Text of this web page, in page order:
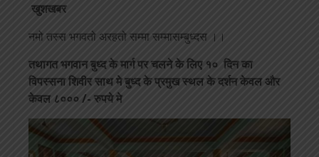
खुशखबर
नमो तस्स भगवतो अरहतो सम्मा सम्मासम्बुध्दस ।।
तथागत भगवान बुध्द के मार्ग पर चलने के लिए १० दिन का
विपस्सना शिवीर साथ मे बुध्द के प्रमुख स्थल के दर्शन केवल और
केवल ८००० /- रुपये मे